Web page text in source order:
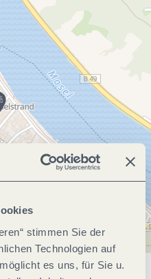
stimmen Sie der
Technologien auf
es uns, für Sie u.